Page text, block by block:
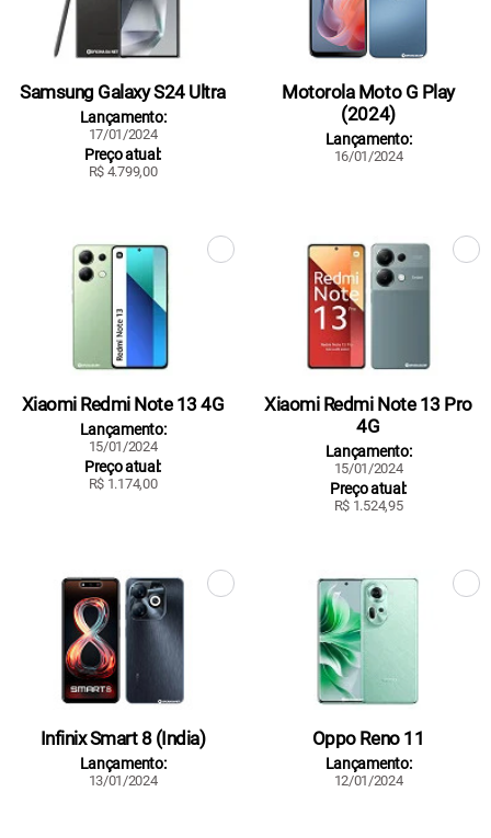
Samsung Galaxy S24 Ultra
Lançamento:
17/01/2024
Preço atual:
R$ 4.799,00
Motorola Moto G Play
(2024)
Lançamento:
16/01/2024
Xiaomi Redmi Note 13 4G
Lançamento:
15/01/2024
Preço atual:
R$ 1.174,00
Xiaomi Redmi Note 13 Pro
4G
Lançamento:
15/01/2024
Preço atual:
R$ 1.524,95
Infinix Smart 8 (India)
Lançamento:
13/01/2024
Oppo Reno 11
Lançamento:
12/01/2024